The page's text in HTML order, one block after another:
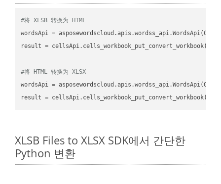
#将 XLSB 转换为 HTML
wordsApi =
result =
#将 HTML 转换为 XLSX
wordsApi =
result =
XLSB Files to XLSX SDK에서 간단한
Python 변환